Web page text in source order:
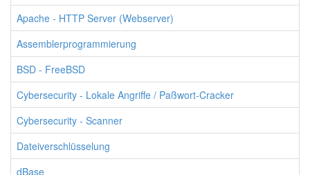
Apache - HTTP Server (Webserver)
Assemblerprogrammierung
BSD - FreeBSD
Cybersecurity - Lokale Angriffe / Paßwort-Cracker
Cybersecurity - Scanner
Dateiverschlüsselung
dBase